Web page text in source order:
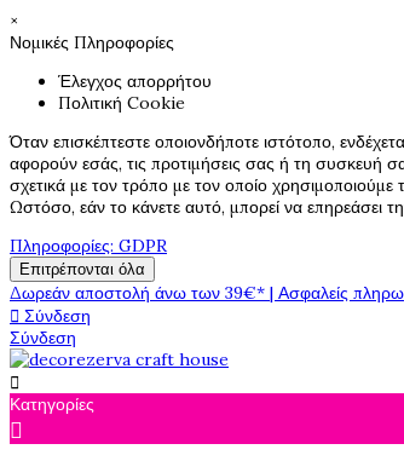
×
Νομικές Πληροφορίες
Έλεγχος απορρήτου
Πολιτική Cookie
Όταν επισκέπτεστε οποιονδήποτε ιστότοπο,
αφορούν εσάς, τις προτιμήσεις σας ή τη συσκευή
σχετικά με τον τρόπο με τον οποίο
Ωστόσο, εάν το κάνετε αυτό, μπορεί να επηρεάσει
Πληροφορίες: GDPR
Επιτρέπονται όλα
Δωρεάν αποστολή άνω των 39€* | Ασφαλείς
 Σύνδεση
Σύνδεση

Κατηγορίες
